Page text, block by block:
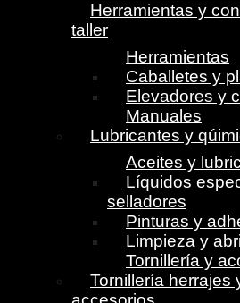
Herramientas y
taller
Herramientas
Caballetes y
Elevadores y
Manuales
Lubricantes y
Aceites y
Líquidos
selladores
Pinturas y
Limpieza y
Tornillería y
Tornillería herrajes